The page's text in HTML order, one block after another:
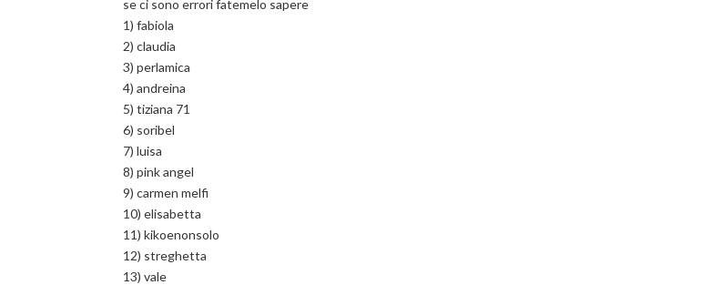
se ci sono errori fatemelo sapere
1) fabiola
2) claudia
3) perlamica
4) andreina
5) tiziana 71
6) soribel
7) luisa
8) pink angel
9) carmen melfi
10) elisabetta
11) kikoenonsolo
12) streghetta
13) vale